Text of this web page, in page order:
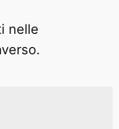
nelle